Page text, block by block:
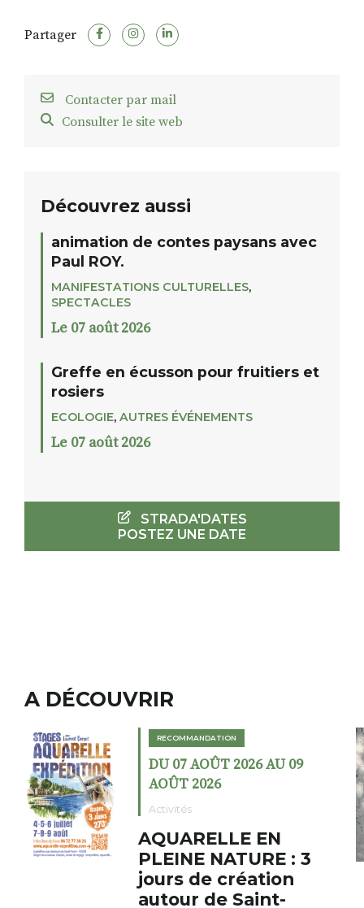
Partager
Contacter par mail
Consulter le site web
Découvrez aussi
animation de contes paysans avec
Paul ROY.
MANIFESTATIONS CULTURELLES,
SPECTACLES
Le 07 août 2026
Greffe en écusson pour fruitiers et
rosiers
ECOLOGIE, AUTRES ÉVÉNEMENTS
Le 07 août 2026
STRADA'DATES
POSTEZ UNE DATE
A DÉCOUVRIR
2026 AU 09
EN
: 3
DU 02 AOÛT
Cochon
fumoir
Le Fumoir est une
cabinet de